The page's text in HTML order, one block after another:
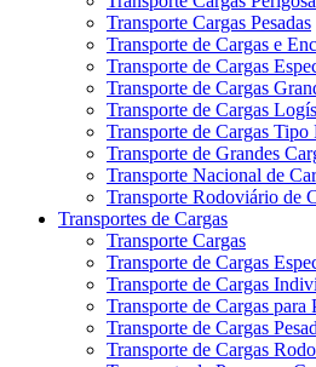
Transporte Cargas Pesadas
Transporte de Cargas e
Transporte de Cargas
Transporte de Cargas
Transporte de Cargas
Transporte de Cargas
Transporte de Grandes
Transporte Nacional de
Transporte Rodoviário de
Transportes de Cargas
Transporte Cargas
Transporte de Cargas
Transporte de Cargas
Transporte de Cargas para
Transporte de Cargas
Transporte de Cargas